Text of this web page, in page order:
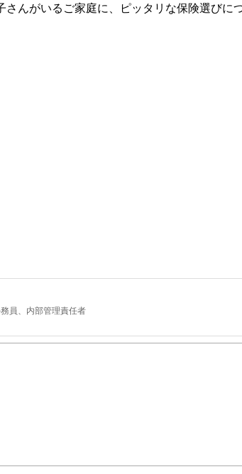
んがいるご家庭に、ピッタリな保険選びに
員、内部管理責任者
式会社に入社。
プランナーとして活動。現在は日本東京において、資産運